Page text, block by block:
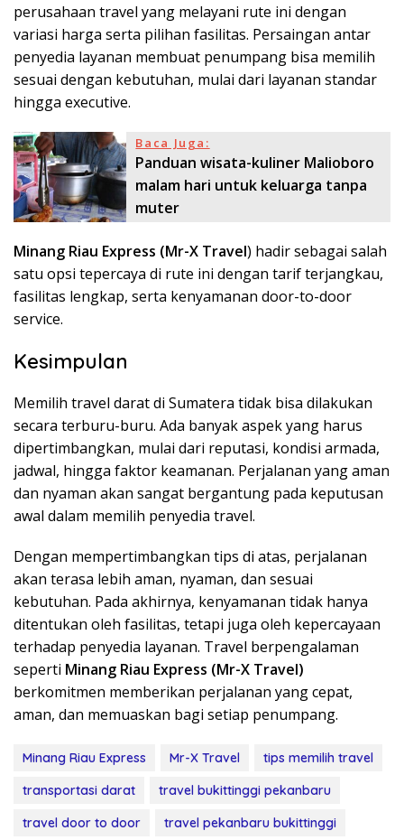
perusahaan travel yang melayani rute ini dengan
variasi harga serta pilihan fasilitas. Persaingan antar
penyedia layanan membuat penumpang bisa memilih
sesuai dengan kebutuhan, mulai dari layanan standar
hingga executive.
Baca Juga:
Panduan wisata-kuliner Malioboro
malam hari untuk keluarga tanpa
muter
Minang Riau Express (Mr-X Travel) hadir sebagai salah
satu opsi tepercaya di rute ini dengan tarif terjangkau,
fasilitas lengkap, serta kenyamanan door-to-door
service.
Kesimpulan
Memilih travel darat di Sumatera tidak bisa dilakukan
secara terburu-buru. Ada banyak aspek yang harus
dipertimbangkan, mulai dari reputasi, kondisi armada,
jadwal, hingga faktor keamanan. Perjalanan yang aman
dan nyaman akan sangat bergantung pada keputusan
awal dalam memilih penyedia travel.
Dengan mempertimbangkan tips di atas, perjalanan
akan terasa lebih aman, nyaman, dan sesuai
kebutuhan. Pada akhirnya, kenyamanan tidak hanya
ditentukan oleh fasilitas, tetapi juga oleh kepercayaan
terhadap penyedia layanan. Travel berpengalaman
seperti Minang Riau Express (Mr-X Travel)
berkomitmen memberikan perjalanan yang cepat,
aman, dan memuaskan bagi setiap penumpang.
Minang Riau Express Mr-X Travel
tips memilih travel
transportasi darat
travel bukittinggi pekanbaru
travel door to door
travel pekanbaru bukittinggi